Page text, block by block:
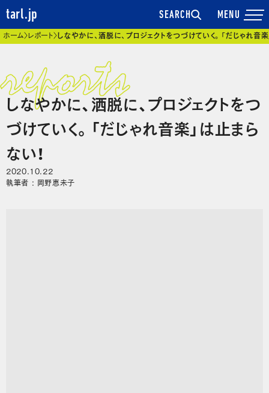
tarl.jp SEARCH
現在位置
ホーム レポート しなやかに、洒脱に、プロジェクトをつづけていく。「だじゃれ音
しなやかに、洒脱に、プロジェクトをつ
づけていく。「だじゃれ音楽」は止まら
ない！
2020.10.22
執筆者 : 岡野恵未子